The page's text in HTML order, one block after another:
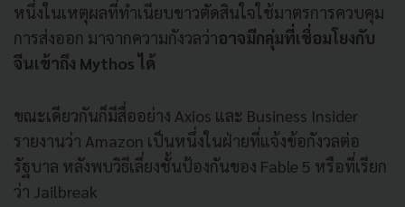
หนึ่งในเหตุผลที่ทำเนียบขาวตัดสินใจใช้มาตรการควบคุม
การส่งออก มาจากความกังวลว่าอาจมีกลุ่มที่เชื่อมโยงกับ
จีนเข้าถึง Mythos ได้
ขณะเดียวกันก็มีสื่ออย่าง Axios และ Business Insider
รายงานว่า Amazon เป็นหนึ่งในฝ่ายที่แจ้งข้อกังวลต่อ
รัฐบาล หลังพบวิธีเลี่ยงชั้นป้องกันของ Fable 5 หรือที่เรียก
ว่า Jailbreak